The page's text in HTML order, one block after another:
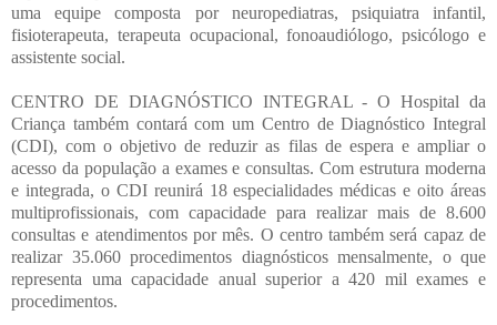
uma equipe composta por neuropediatras, psiquiatra infantil,
fisioterapeuta, terapeuta ocupacional, fonoaudiólogo, psicólogo e
assistente social.
CENTRO DE DIAGNÓSTICO INTEGRAL - O Hospital da
Criança também contará com um Centro de Diagnóstico Integral
(CDI), com o objetivo de reduzir as filas de espera e ampliar o
acesso da população a exames e consultas. Com estrutura moderna
e integrada, o CDI reunirá 18 especialidades médicas e oito áreas
multiprofissionais, com capacidade para realizar mais de 8.600
consultas e atendimentos por mês. O centro também será capaz de
realizar 35.060 procedimentos diagnósticos mensalmente, o que
representa uma capacidade anual superior a 420 mil exames e
procedimentos.